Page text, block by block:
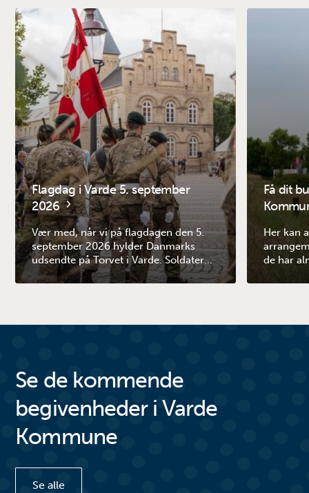
Flagdag i Varde 5. september
2026
Vær med, når vi på flagdagen den 5.
september 2026 hylder Danmarks
udsendte på Torvet i Varde. Soldater
fra alle kommunens garnisoner
marcherer ind på Torvet, mens […]
Få dit
Her kan
de har
Se de kommende
begivenheder i Varde
Kommune
Se alle